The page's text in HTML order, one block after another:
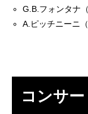
G.B.フォンタナ
A.ピッチニーニ
コンサ